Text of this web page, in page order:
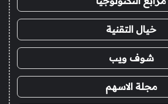
خيال التقنية
شوف ويب
مجلة الاسهم